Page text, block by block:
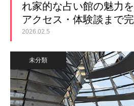
れ家的な占い館の魅力
アクセス・体験談まで
2026.02.5
未分類